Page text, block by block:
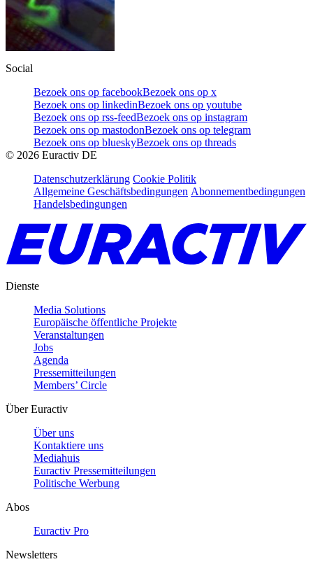
Social
Bezoek ons op facebookBezoek ons op x
Bezoek ons op linkedinBezoek ons op youtube
Bezoek ons op rss-feedBezoek ons op instagram
Bezoek ons op mastodonBezoek ons op telegram
Bezoek ons op blueskyBezoek ons op threads
© 2026 Euractiv DE
Datenschutzerklärung Cookie Politik
Allgemeine Geschäftsbedingungen Abonnementbedingungen
Handelsbedingungen
Dienste
Media Solutions
Europäische öffentliche Projekte
Veranstaltungen
Jobs
Agenda
Pressemitteilungen
Members’ Circle
Über Euractiv
Über uns
Kontaktiere uns
Mediahuis
Euractiv Pressemitteilungen
Politische Werbung
Abos
Euractiv Pro
Newsletters